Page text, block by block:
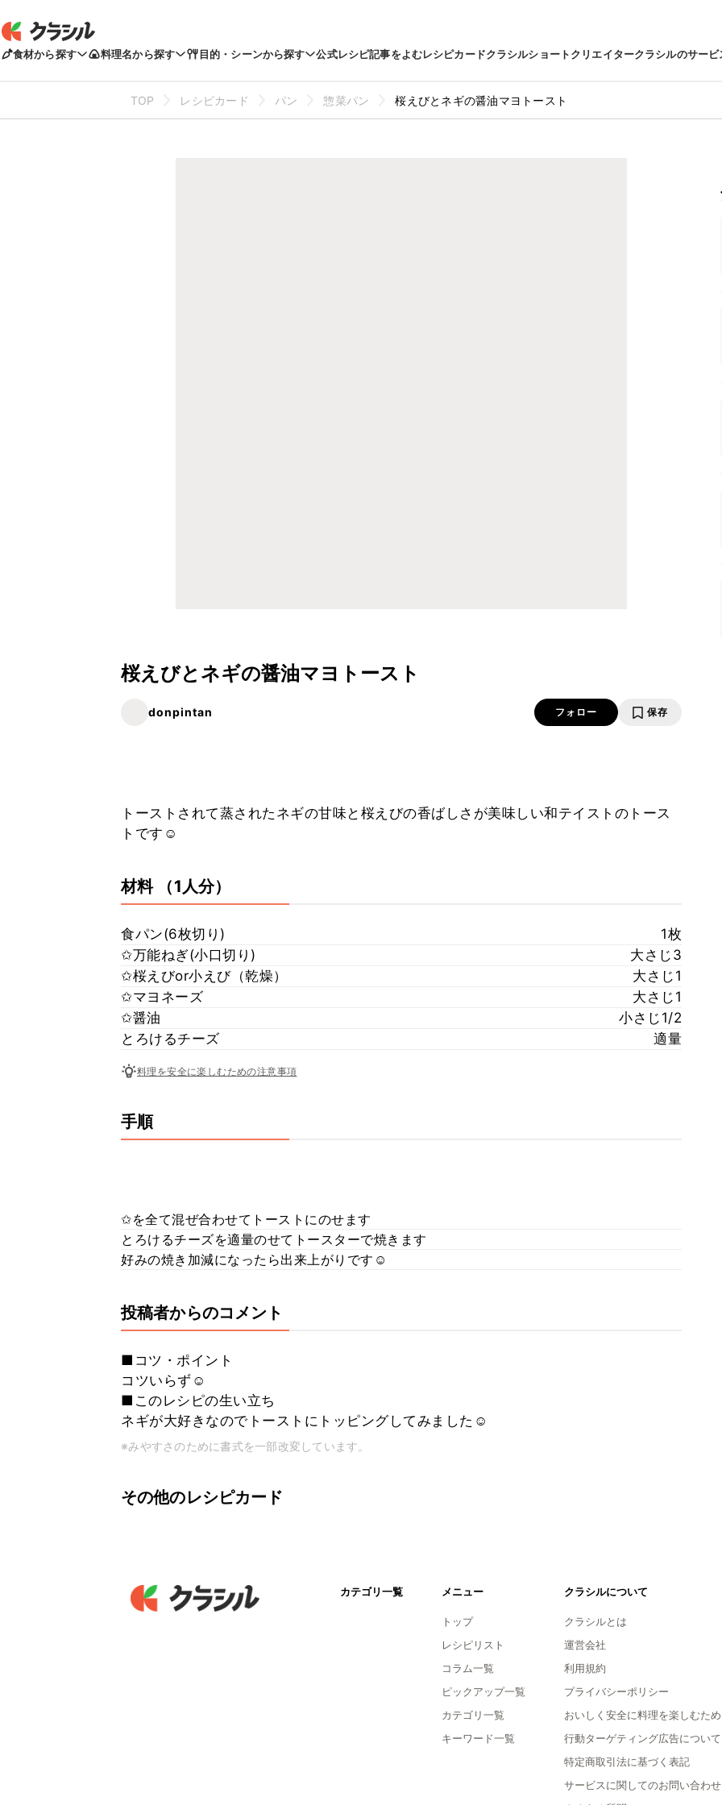
食材から探す 料理名から探す 目的・シーンから探す 公式レシピ記事をよむレシピカードクラシルショートクリエイタークラシルのサービ
TOP レシピカード パン 惣菜パン 桜えびとネギの醤油マヨトースト
桜えびとネギの醤油マヨトースト
donpintan フォロー 保存
トーストされて蒸されたネギの甘味と桜えびの香ばしさが美味しい和テイストのトース
トです☺
材料 （1人分）
食パン(6枚切り)
1枚
✩万能ねぎ(小口切り)
大さじ3
✩桜えびor小えび（乾燥）
大さじ1
✩マヨネーズ
大さじ1
✩醤油
小さじ1/2
とろけるチーズ
適量
料理を安全に楽しむための注意事項
手順
✩を全て混ぜ合わせてトーストにのせます
とろけるチーズを適量のせてトースターで焼きます
好みの焼き加減になったら出来上がりです☺
投稿者からのコメント
■コツ・ポイント
コツいらず☺
■このレシピの生い立ち
ネギが大好きなのでトーストにトッピングしてみました☺
※みやすさのために書式を一部改変しています。
その他のレシピカード
カテゴリ一覧 メニュー
トップ
レシピリスト
コラム一覧
ピックアップ一覧
カテゴリ一覧
キーワード一覧
クラシルについて
クラシルとは
運営会社
利用規約
プライバシーポリシー
おいしく安全に料理を楽しむため
行動ターゲティング広告について
特定商取引法に基づく表記
サービスに関してのお問い合わせ